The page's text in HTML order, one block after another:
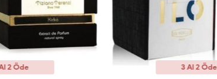
2 Öde 3 Al 2 Öde